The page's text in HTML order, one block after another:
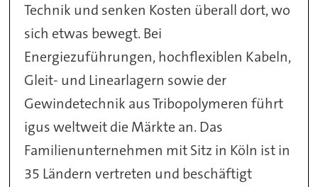
Technik und senken Kosten überall dort, wo
sich etwas bewegt. Bei
Energiezuführungen, hochflexiblen Kabeln,
Gleit- und Linearlagern sowie der
Gewindetechnik aus Tribopolymeren führt
igus weltweit die Märkte an. Das
Familienunternehmen mit Sitz in Köln ist in
35 Ländern vertreten und beschäftigt